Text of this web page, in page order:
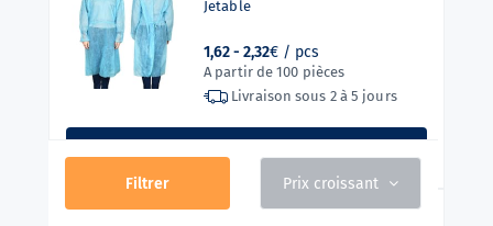
Filtrer Prix croissant
Jetable
1,62 - 2,32€ / pcs
A partir de 100 pièces
Livraison sous 2 à 5 jours
Pyjama jetable de qualité